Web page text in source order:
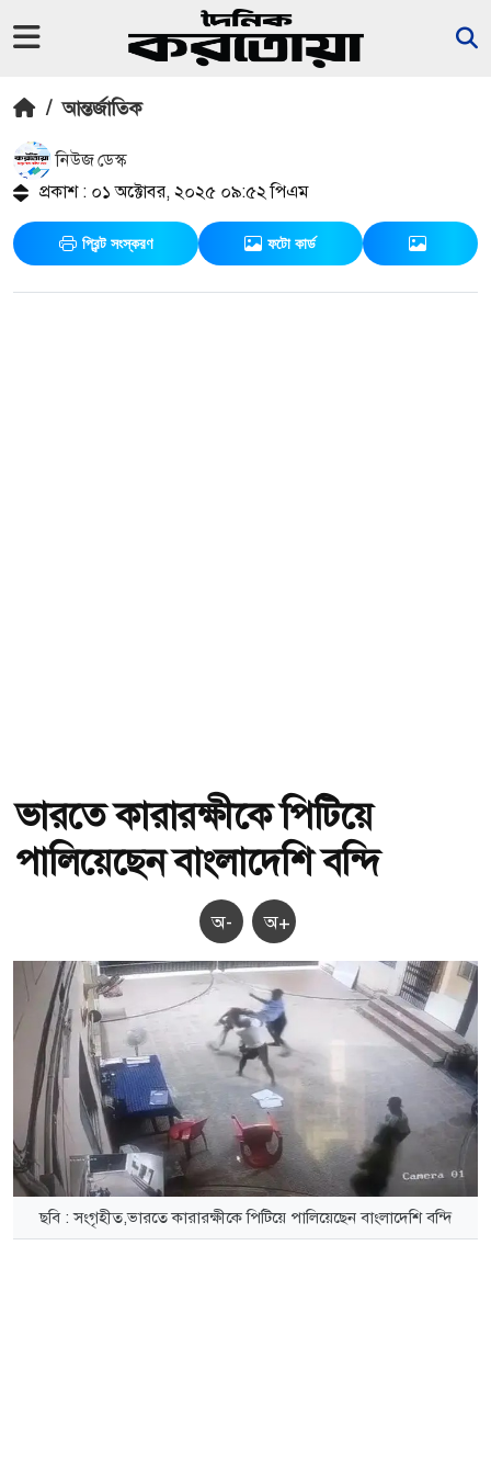
/ আন্তর্জাতিক
নিউজ ডেস্ক
প্রকাশ : ০১ অক্টোবর, ২০২৫ ০৯:৫২ পিএম
প্রিন্ট সংস্করণ ফটো কার্ড
ভারতে কারারক্ষীকে পিটিয়ে
পালিয়েছেন বাংলাদেশি বন্দি
অ- অ+
ছবি : সংগৃহীত,ভারতে কারারক্ষীকে পিটিয়ে পালিয়েছেন বাংলাদেশি বন্দি